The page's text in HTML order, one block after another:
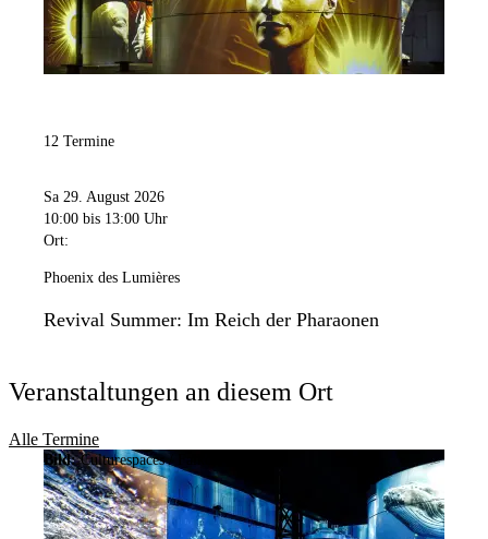
12 Termine
Sa 29. August 2026
10:00 bis 13:00 Uhr
Ort:
Phoenix des Lumières
Revival Summer: Im Reich der Pharaonen
Veranstaltungen an diesem Ort
Alle Termine
Bild: Culturespaces / Falko Wübbecke